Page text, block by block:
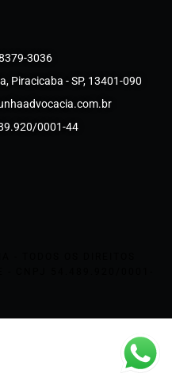
3036
Piracicaba - SP, 13401-090
0001-44